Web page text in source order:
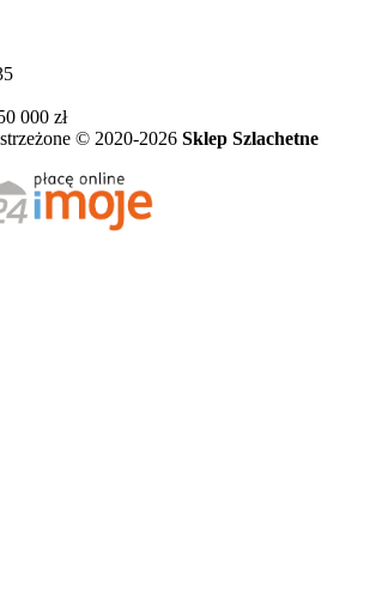
000 zł
© 2020-2026 Sklep Szlachetne